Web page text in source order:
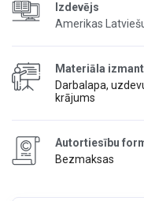
Izdevējs
Amerikas
Materiāla
Darbalapa,
krājums
Autortiesību
Bezmaksas